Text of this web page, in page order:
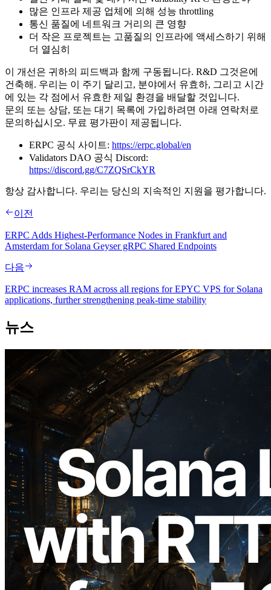
많은 인프라 제공 업체에 의해 성능 throttling
통신 품질에 네트워크 거리의 큰 영향
더 작은 프로젝트는 고품질의 인프라에 액세스하기 위해
더 열심히
이 개선은 귀하의 피드백과 함께 구동됩니다. R&D 그것은에
건축해. 우리는 이 주기 달리고, 분야에서 유효하, 그리고 시간
에 있는 각 점에서 유효한 제일 환경을 배달할 것입니다.
문의 또는 상담, 또는 대기 목록에 가입하려면 아래 연락처로
문의하십시오. 무료 평가판이 제공됩니다.
ERPC 공식 사이트: https://erpc.global/en
Validators DAO 공식 Discord:
https://discord.gg/C7ZQSrCkYR
항상 감사합니다. 우리는 당신의 지속적인 지원을 평가합니다.
이전
ERPC Adds Highest-Performance Nodes in Frankfurt and
Amsterdam for Solana Geyser gRPC Shared Endpoints
다음
ERPC increases RAM across all regions for EPYC VPS for Solana
applications, further strengthening peak-time stability
뉴스
2026.08.05
ERPC, Solana Leader Slot API를 전 세계
7개 리전 ping 측정으로 확장 —
Validators Information API도 공개
이 글 읽기